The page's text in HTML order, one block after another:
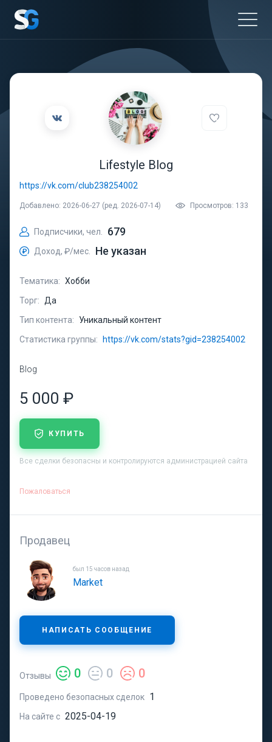
Lifestyle Blog
https://vk.com/club238254002
Добавлено: 2026-06-27 (ред. 2026-07-14) Просмотров: 133
Подписчики, чел. 679
Доход, ₽/мес. Не указан
Тематика: Хобби
Торг:
Да
Тип контента:
Уникальный контент
Статистика группы:
https://vk.com/stats?gid=238254002
Blog
5 000 ₽
КУПИТЬ
Все сделки безопасны и контролируются администрацией сайта
Пожаловаться
Продавец
был 15 часов назад
Market
НАПИСАТЬ СООБЩЕНИЕ
Отзывы 0 0 0
Проведено безопасных сделок 1
На сайте с 2025-04-19